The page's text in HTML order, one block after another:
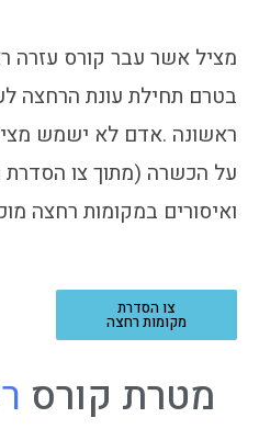
מציל אשר עבר קורס עזרה
בטרם תחילת עונת הרחצה
ראשונה .אדם לא ישמש
על הכשרה (מתוך צו הסדרת
ואיסורים במקומות רחצה
צו הסדרת
מקומות רחצה
מטרת קורס ר